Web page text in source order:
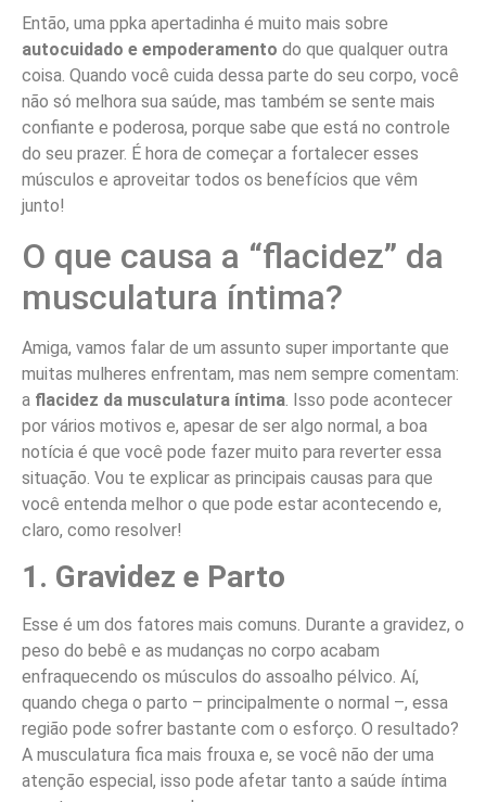
Então, uma ppka apertadinha é muito mais sobre
autocuidado e empoderamento do que qualquer outra
coisa. Quando você cuida dessa parte do seu corpo, você
não só melhora sua saúde, mas também se sente mais
confiante e poderosa, porque sabe que está no controle
do seu prazer. É hora de começar a fortalecer esses
músculos e aproveitar todos os benefícios que vêm
junto!
O que causa a “flacidez” da
musculatura íntima?
Amiga, vamos falar de um assunto super importante que
muitas mulheres enfrentam, mas nem sempre comentam:
a flacidez da musculatura íntima. Isso pode acontecer
por vários motivos e, apesar de ser algo normal, a boa
notícia é que você pode fazer muito para reverter essa
situação. Vou te explicar as principais causas para que
você entenda melhor o que pode estar acontecendo e,
claro, como resolver!
1. Gravidez e Parto
Esse é um dos fatores mais comuns. Durante a gravidez, o
peso do bebê e as mudanças no corpo acabam
enfraquecendo os músculos do assoalho pélvico. Aí,
quando chega o parto – principalmente o normal –, essa
região pode sofrer bastante com o esforço. O resultado?
A musculatura fica mais frouxa e, se você não der uma
atenção especial, isso pode afetar tanto a saúde íntima